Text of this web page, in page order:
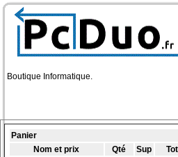
Boutique Informatique.
Panier
Nom et prix
Qté Sup